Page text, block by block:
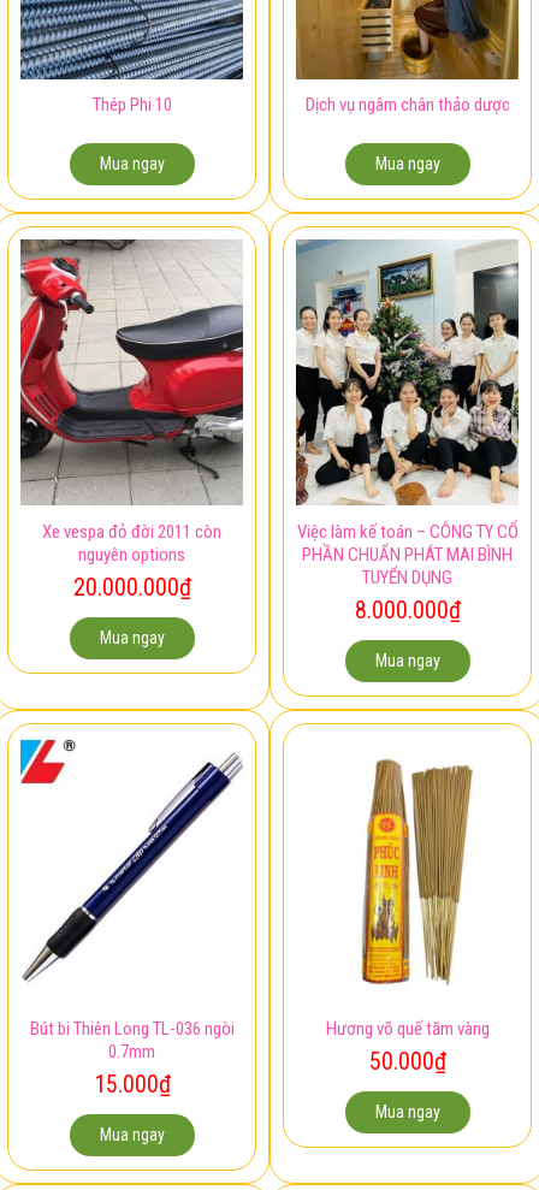
Xe vespa đỏ đời 2011 còn
nguyên options
20.000.000₫
Việc làm kế toán – CÔNG TY CỔ
PHẦN CHUẨN PHÁT MAI BÌNH
TUYỂN DỤNG
8.000.000₫
Bút bi Thiên Long TL-036 ngòi
15.000₫
Mua ngay
Hương võ quế tăm vàng
50.000₫
Mua ngay